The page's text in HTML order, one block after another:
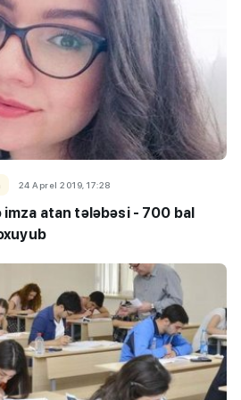
24 Aprel 2019, 17:28
imza atan tələbəsi - 700 bal